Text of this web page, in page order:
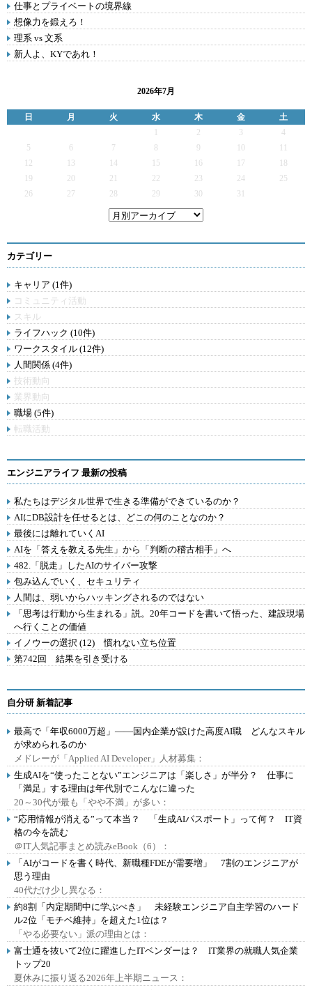
仕事とプライベートの境界線
想像力を鍛えろ！
理系 vs 文系
新人よ、KYであれ！
2026年7月
日 月 火 水 木 金
土
2 3
4
5
6 7 9
12
13 14 15 16 17
19
20 21 22 23 24
25
26
27 28 29 30 31
カテゴリー
キャリア (1件)
コミュニティ活動
スキル
ライフハック (10件)
ワークスタイル (12件)
人間関係 (4件)
技術動向
業界動向
職場 (5件)
転職活動
エンジニアライフ 最新の投稿
私たちはデジタル世界で生きる準備ができているのか？
AIにDB設計を任せるとは、どこの何のことなのか？
最後には離れていくAI
AIを「答えを教える先生」から「判断の稽古相手」へ
482.「脱走」したAIのサイバー攻撃
包み込んでいく、セキュリティ
人間は、弱いからハッキングされるのではない
「思考は行動から生まれる」説。20年コードを書いて悟った、建設現場
へ行くことの価値
イノウーの選択 (12) 慣れない立ち位置
第742回 結果を引き受ける
自分研 新着記事
最高で「年収6000万超」――国内企業が設けた高度AI職 どんなスキル
が求められるのか
メドレーが「Applied AI Developer」人材募集：
生成AIを“使ったことない”エンジニアは「楽しさ」が半分？ 仕事に
「満足」する理由は年代別でこんなに違った
20～30代が最も「やや不満」が多い：
“応用情報が消える”って本当？ 「生成AIパスポート」って何？ IT資
格の今を読む
＠IT人気記事まとめ読みeBook（6）：
「AIがコードを書く時代、新職種FDEが需要増」 7割のエンジニアが
思う理由
40代だけ少し異なる：
約8割「内定期間中に学ぶべき」 未経験エンジニア自主学習のハード
ル2位「モチベ維持」を超えた1位は？
「やる必要ない」派の理由とは：
富士通を抜いて2位に躍進したITベンダーは？ IT業界の就職人気企業
トップ20
夏休みに振り返る2026年上半期ニュース：